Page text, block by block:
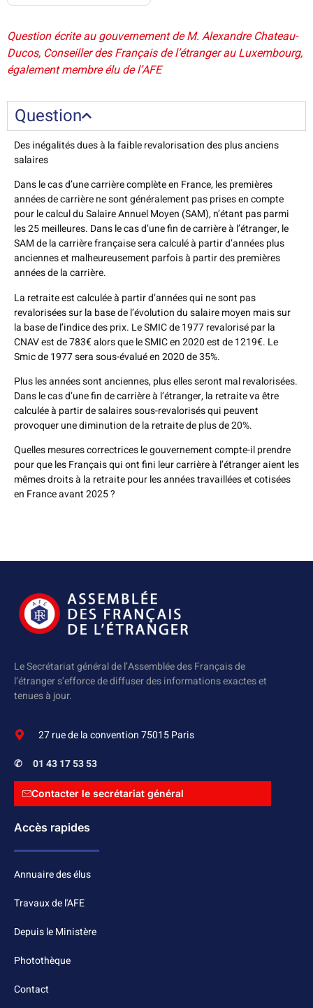
Question écrite au gouvernement de M. Alexandre Chateau-
Ducos, Conseiller des Français de l’étranger au Luxembourg,
également membre élu de l’AFE
Question
Des inégalités dues à la faible revalorisation des plus anciens
salaires
Dans le cas d’une carrière complète en France, les premières
années de carrière ne sont généralement pas prises en compte
pour le calcul du Salaire Annuel Moyen (SAM), n’étant pas parmi
les 25 meilleures. Dans le cas d’une fin de carrière à l’étranger, le
SAM de la carrière française sera calculé à partir d’années plus
anciennes et malheureusement parfois à partir des premières
années de la carrière.
La retraite est calculée à partir d’années qui ne sont pas
revalorisées sur la base de l’évolution du salaire moyen mais sur
la base de l’indice des prix. Le SMIC de 1977 revalorisé par la
CNAV est de 783€ alors que le SMIC en 2020 est de 1219€. Le
Smic de 1977 sera sous-évalué en 2020 de 35%.
Plus les années sont anciennes, plus elles seront mal revalorisées.
Dans le cas d’une fin de carrière à l’étranger, la retraite va être
calculée à partir de salaires sous-revalorisés qui peuvent
provoquer une diminution de la retraite de plus de 20%.
Quelles mesures correctrices le gouvernement compte-il prendre
pour que les Français qui ont fini leur carrière à l’étranger aient les
mêmes droits à la retraite pour les années travaillées et cotisées
en France avant 2025 ?
Le Secrétariat général de l’Assemblée des Français de
l’étranger s’efforce de diffuser des informations exactes et
tenues à jour.
27 rue de la convention 75015 Paris
✆ 01 43 17 53 53
Contacter le secrétariat général
Accès rapides
Annuaire des élus
Travaux de l'AFE
Depuis le Ministère
Photothèque
Contact